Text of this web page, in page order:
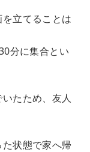
立てることは
分に集合とい
たため、友人
状態で家へ帰